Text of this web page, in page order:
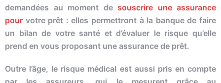
demandées au moment de souscrire une assurance
pour votre prêt : elles permettront à la banque de faire
un bilan de votre santé et d’évaluer le risque qu’elle
prend en vous proposant une assurance de prêt.
Outre l’âge, le risque médical est aussi pris en compte